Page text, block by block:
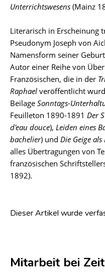
Unterrichtswesens (Mainz
Literarisch in Erscheinung
Pseudonym Joseph von
Namensform seiner
Autor einer Reihe von
Französischen, die in der
Raphael veröffentlicht
Beilage Sonntags-
Feuilleton 1890-1891 Der
d'eau douce), Leiden eines
bachelier) und Die Geige
alles Übertragungen von
französischen
1892).
Dieser Artikel wurde
Mitarbeit bei